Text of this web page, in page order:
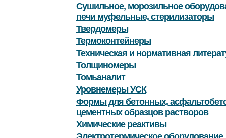
Сушильное, морозильное
печи муфельные, стерилизаторы
Твердомеры
Термоконтейнеры
Техническая и нормативная
Толщиномеры
Томьаналит
Уровнемеры УСК
Формы для бетонных,
цементных образцов растворов
Химические реактивы